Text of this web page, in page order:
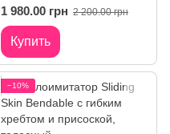
двойной плотностью
1 980.00 грн 2 200.00 грн
Купить
−10%